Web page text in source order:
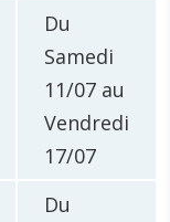
Du
Samedi
11/07 au
Vendredi
17/07
Du